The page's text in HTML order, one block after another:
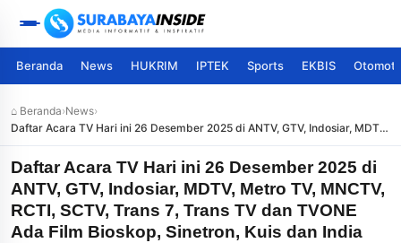
Beranda News HUKRIM IPTEK Sports EKBIS
⌂ Beranda›News›
Daftar Acara TV Hari ini 26 Desember 2025 di ANTV, GTV, Indosiar, MDTV,
Metro TV, MNCTV, RCTI, SCTV, Trans 7, Trans TV dan TVONE Ada Film
Bioskop, Sinetron, Kuis dan India Plus Link
Daftar Acara TV Hari ini 26 Desember 2025 di
ANTV, GTV, Indosiar, MDTV, Metro TV, MNCTV,
RCTI, SCTV, Trans 7, Trans TV dan TVONE
Ada Film Bioskop, Sinetron, Kuis dan India